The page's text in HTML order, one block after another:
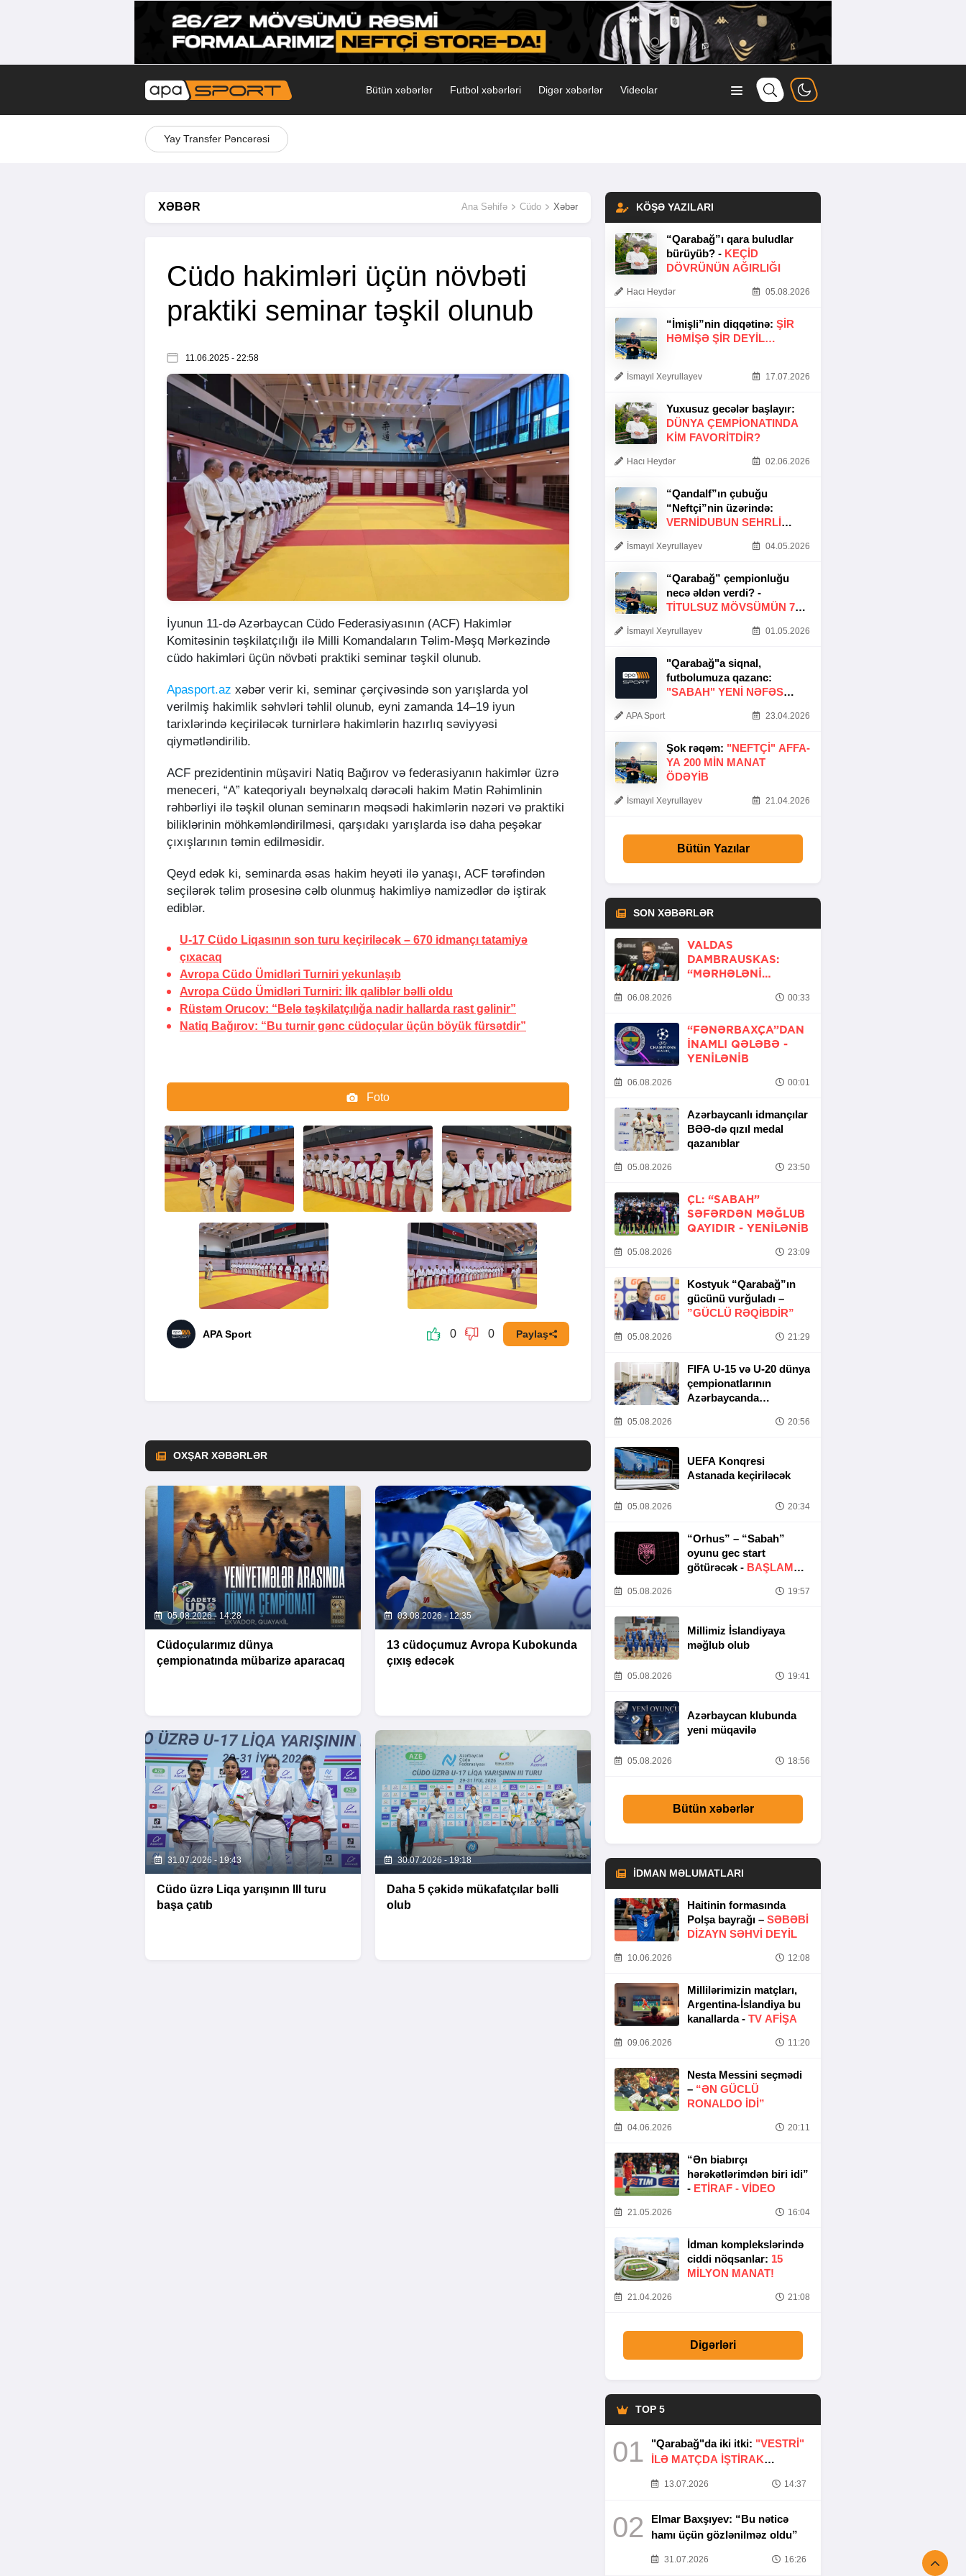
Bütün xəbərlər Futbol xəbərləri Digər xəbərlər Videolar
Yay Transfer Pəncərəsi
XƏBƏR Ana Səhifə Cüdo Xəbər
Cüdo hakimləri üçün növbəti
praktiki seminar təşkil olunub
11.06.2025 - 22:58
İyunun 11-də Azərbaycan Cüdo Federasiyasının (ACF) Hakimlər
Komitəsinin təşkilatçılığı ilə Milli Komandaların Təlim-Məşq Mərkəzində
cüdo hakimləri üçün növbəti praktiki seminar təşkil olunub.
Apasport.az xəbər verir ki, seminar çərçivəsində son yarışlarda yol
verilmiş hakimlik səhvləri təhlil olunub, eyni zamanda 14–19 iyun
tarixlərində keçiriləcək turnirlərə hakimlərin hazırlıq səviyyəsi
qiymətləndirilib.
ACF prezidentinin müşaviri Natiq Bağırov və federasiyanın hakimlər üzrə
meneceri, “A” kateqoriyalı beynəlxalq dərəcəli hakim Mətin Rəhimlinin
rəhbərliyi ilə təşkil olunan seminarın məqsədi hakimlərin nəzəri və praktiki
biliklərinin möhkəmləndirilməsi, qarşıdakı yarışlarda isə daha peşəkar
çıxışlarının təmin edilməsidir.
Qeyd edək ki, seminarda əsas hakim heyəti ilə yanaşı, ACF tərəfindən
seçilərək təlim prosesinə cəlb olunmuş hakimliyə namizədlər də iştirak
ediblər.
U-17 Cüdo Liqasının son turu keçiriləcək – 670 idmançı tatamiyə
çıxacaq
Avropa Cüdo Ümidləri Turniri yekunlaşıb
Avropa Cüdo Ümidləri Turniri: İlk qaliblər bəlli oldu
Rüstəm Orucov: “Belə təşkilatçılığa nadir hallarda rast gəlinir”
Natiq Bağırov: “Bu turnir gənc cüdoçular üçün böyük fürsətdir”
Foto
Video
APA Sport 0 0 Paylaş
OXŞAR XƏBƏRLƏR
05.08.2026 - 14:28
Cüdoçularımız dünya
çempionatında mübarizə aparacaq
03.08.2026 - 12:35
13 cüdoçumuz Avropa Kubokunda
çıxış edəcək
31.07.2026 - 19:43
Cüdo üzrə Liqa yarışının III turu
başa çatıb
30.07.2026 - 19:18
Daha 5 çəkidə mükafatçılar bəlli
olub
KÖŞƏ YAZILARI
“Qarabağ”ı qara buludlar
bürüyüb? - KEÇID
DÖVRÜNÜN AĞIRLIĞI
Hacı Heydər 05.08.2026
“İmişli”nin diqqətinə: ŞIR
HƏMIŞƏ ŞIR DEYIL…
İsmayıl Xeyrullayev 17.07.2026
Yuxusuz gecələr başlayır:
DÜNYA ÇEMPIONATINDA
KIM FAVORITDIR?
Hacı Heydər 02.06.2026
“Qandalf”ın çubuğu
“Neftçi”nin üzərində:
VERNİDUBUN SEHRLİ
İsmayıl Xeyrullayev 04.05.2026
“Qarabağ” çempionluğu
necə əldən verdi? -
TITULSUZ MÖVSÜMÜN 7
İsmayıl Xeyrullayev 01.05.2026
"Qarabağ"a siqnal,
futbolumuza qazanc:
"SABAH" YENI NƏFƏS
APA Sport 23.04.2026
Şok rəqəm: "NEFTÇI" AFFA-
YA 200 MIN MANAT
ÖDƏYIB
İsmayıl Xeyrullayev 21.04.2026
Bütün Yazılar
SON XƏBƏRLƏR
VALDAS
DAMBRAUSKAS:
“MƏRHƏLƏNI
06.08.2026 00:33
“FƏNƏRBAXÇA”DAN
INAMLI QƏLƏBƏ -
YENİLƏNİB
06.08.2026 00:01
Azərbaycanlı idmançılar
BƏƏ-də qızıl medal
qazanıblar
05.08.2026 23:50
ÇL: “SABAH”
SƏFƏRDƏN MƏĞLUB
QAYIDIR - YENİLƏNİB
05.08.2026 23:09
Kostyuk “Qarabağ”ın
gücünü vurğuladı –
”GÜCLÜ RƏQİBDİR”
05.08.2026 21:29
FIFA U-15 və U-20 dünya
çempionatlarının
Azərbaycanda
Təşkilat Komitəsinin
05.08.2026 20:56
UEFA Konqresi
Astanada keçiriləcək
05.08.2026 20:34
“Orhus” – “Sabah”
oyunu gec start
götürəcək - BAŞLAMA
05.08.2026 19:57
Millimiz İslandiyaya
məğlub olub
05.08.2026 19:41
Azərbaycan klubunda
yeni müqavilə
05.08.2026 18:56
Bütün xəbərlər
İDMAN MƏLUMATLARI
Haitinin formasında
Polşa bayrağı – SƏBƏBI
DIZAYN SƏHVI DEYIL
10.06.2026 12:08
Millilərimizin matçları,
Argentina-İslandiya bu
kanallarda - TV AFİŞA
09.06.2026 11:20
Nesta Messini seçmədi
– “ƏN GÜCLÜ
RONALDO IDI”
04.06.2026 20:11
“Ən biabırçı
hərəkətlərimdən biri idi”
- ETIRAF - VİDEO
21.05.2026 16:04
İdman komplekslərində
ciddi nöqsanlar: 15
MILYON MANAT!
21.04.2026 21:08
Digərləri
TOP 5
01 "Qarabağ"da iki itki: "VESTRİ"
İLƏ MATÇDA İŞTİRAK
13.07.2026 14:37
02
Elmar Baxşıyev: “Bu nəticə
hamı üçün gözlənilməz oldu”
31.07.2026 16:26